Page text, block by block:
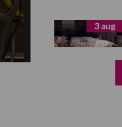
3 aug